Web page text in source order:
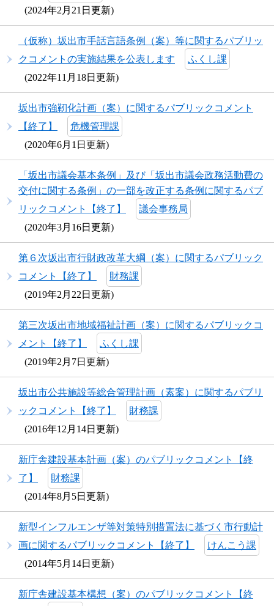
2024年2月21日更新
（仮称）坂出市手話言語条例（案）等に関するパブリッ
クコメントの実施結果を公表します
ふくし課
2022年11月18日更新
坂出市強靭化計画（案）に関するパブリックコメント
【終了】
危機管理課
2020年6月1日更新
「坂出市議会基本条例」及び「坂出市議会政務活動費の
交付に関する条例」の一部を改正する条例に関するパブ
リックコメント【終了】
議会事務局
2020年3月16日更新
第６次坂出市行財政改革大綱（案）に関するパブリック
コメント【終了】
財務課
2019年2月22日更新
第三次坂出市地域福祉計画（案）に関するパブリックコ
メント【終了】
ふくし課
2019年2月7日更新
坂出市公共施設等総合管理計画（素案）に関するパブリ
ックコメント【終了】
財務課
2016年12月14日更新
新庁舎建設基本計画（案）のパブリックコメント【終
了】
財務課
2014年8月5日更新
新型インフルエンザ等対策特別措置法に基づく市行動計
画に関するパブリックコメント【終了】
けんこう課
2014年5月14日更新
新庁舎建設基本構想（案）のパブリックコメント【終